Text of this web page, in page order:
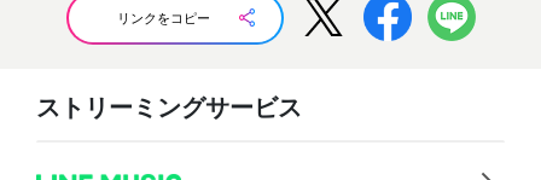
リンクをコピー
ストリーミングサービス